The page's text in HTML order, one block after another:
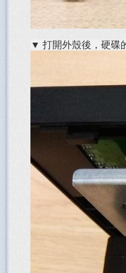
▼ 打開外殼後，硬碟